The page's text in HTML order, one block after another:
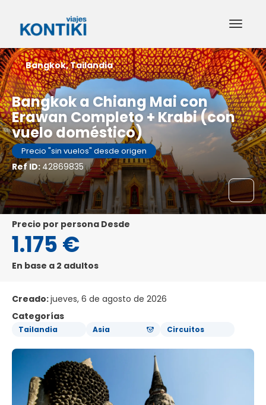
Bangkok a Chiang Mai con
Erawan Completo + Krabi (con
vuelo doméstico)
Precio "sin vuelos" desde origen
Ref ID: 42869835
Bangkok, Tailandia
precio por persona Desde
1.175 €
En base a 2 adultos
Creado:jueves, 6 de agosto de 2026
Categorías
Tailandia Asia Circuitos